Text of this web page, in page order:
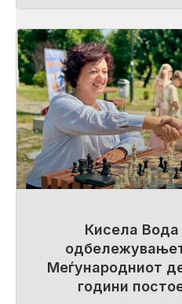
Кисела
Меѓународниот
години